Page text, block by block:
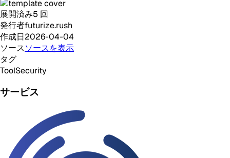
展開済み5 回
発行者futurize.rush
作成日2026-04-04
ソースソースを表示
タグ
ToolSecurity
サービス